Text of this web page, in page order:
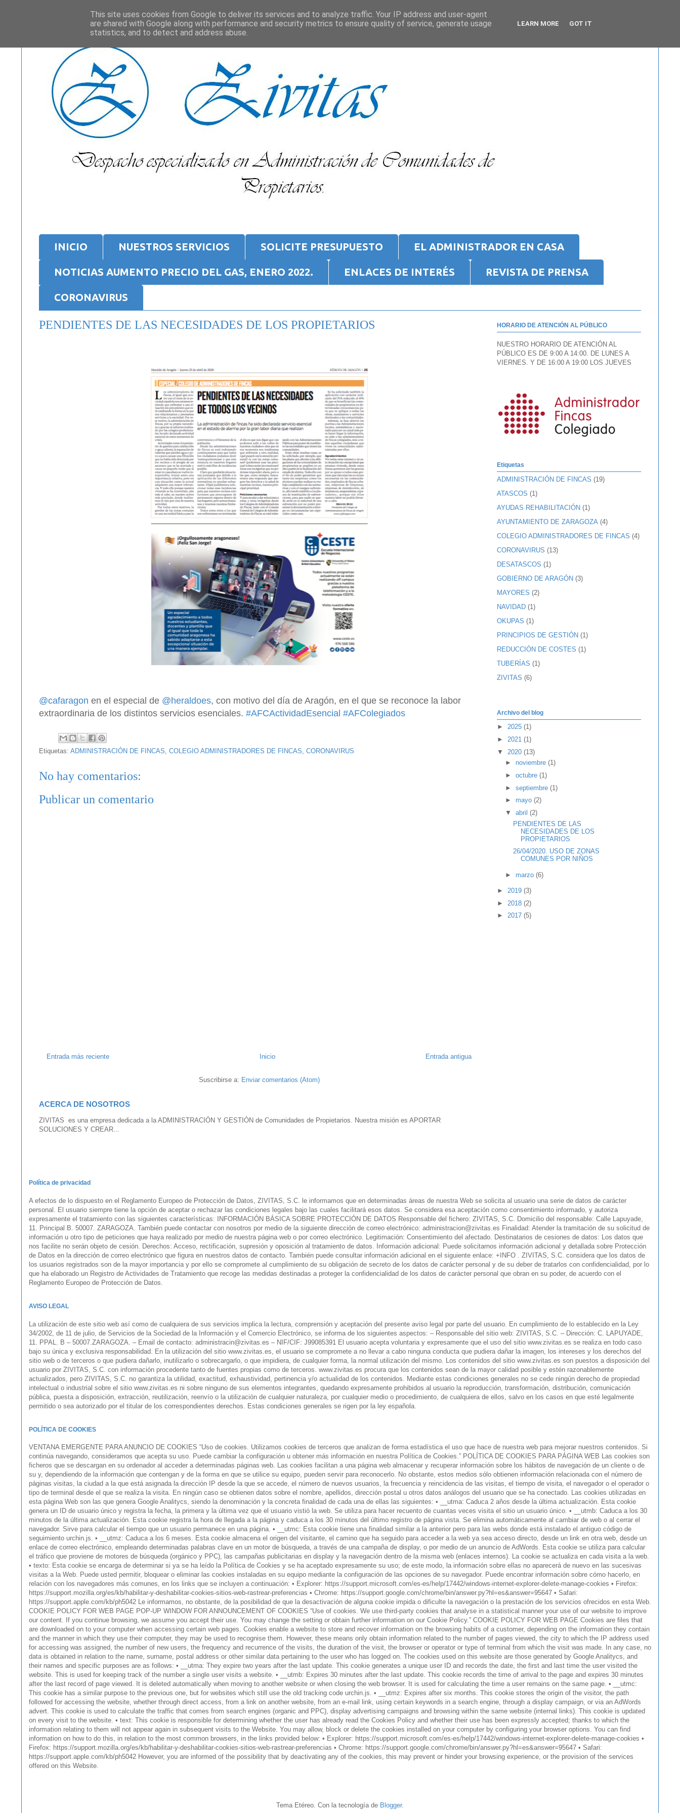
INICIO NUESTROS SERVICIOS SOLICITE PRESUPUESTO EL ADMINISTRADOR EN CASA
NOTICIAS AUMENTO PRECIO DEL GAS, ENERO 2022. ENLACES DE INTERÉS REVISTA DE PRENSA
CORONAVIRUS
PENDIENTES DE LAS NECESIDADES DE LOS PROPIETARIOS
@cafaragon en el especial de @heraldoes, con motivo del día de Aragón, en el que se reconoce la labor
extraordinaria de los distintos servicios esenciales. #AFCActividadEsencial #AFColegiados
Etiquetas: ADMINISTRACIÓN DE FINCAS COLEGIO ADMINISTRADORES DE FINCAS CORONAVIRUS
No hay comentarios:
Publicar un comentario
Entrada más reciente Entrada antigua
Inicio
Suscribirse a: Enviar comentarios (Atom)
ACERCA DE NOSOTROS
ZIVITAS es una empresa dedicada a la ADMINISTRACIÓN Y GESTIÓN de Comunidades de Propietarios. Nuestra misión es APORTAR
SOLUCIONES Y CREAR...
HORARIO DE ATENCIÓN AL PÚBLICO
NUESTRO HORARIO DE ATENCIÓN AL
PÚBLICO ES DE 9:00 A 14:00. DE LUNES A
VIERNES. Y DE 16:00 A 19:00 LOS JUEVES
Etiquetas
ADMINISTRACIÓN DE FINCAS (19)
ATASCOS (1)
AYUDAS REHABILITACIÓN (1)
AYUNTAMIENTO DE ZARAGOZA (4)
COLEGIO ADMINISTRADORES DE FINCAS (4)
CORONAVIRUS (13)
DESATASCOS (1)
GOBIERNO DE ARAGÓN (3)
MAYORES (2)
NAVIDAD (1)
OKUPAS (1)
PRINCIPIOS DE GESTIÓN (1)
REDUCCIÓN DE COSTES (1)
TUBERÍAS (1)
ZIVITAS (6)
Archivo del blog
► 2025 (1)
► 2021 (1)
▼ 2020 (13)
► noviembre (1)
► octubre (1)
► septiembre (1)
► mayo (2)
▼ abril (2)
PENDIENTES DE LAS
NECESIDADES DE LOS
PROPIETARIOS
26/04/2020. USO DE ZONAS
COMUNES POR NIÑOS
► marzo (6)
► 2019 (3)
► 2018 (2)
► 2017 (5)
Política de privacidad
A efectos de lo dispuesto en el Reglamento Europeo de Protección de Datos, ZIVITAS, S.C. le informamos que en determinadas áreas de nuestra Web se solicita al usuario una serie de datos de carácter
personal. El usuario siempre tiene la opción de aceptar o rechazar las condiciones legales bajo las cuales facilitará esos datos. Se considera esa aceptación como consentimiento informado, y autoriza
expresamente el tratamiento con las siguientes características: INFORMACIÓN BÁSICA SOBRE PROTECCIÓN DE DATOS Responsable del fichero: ZIVITAS, S.C. Domicilio del responsable: Calle Lapuyade,
11. Principal B. 50007. ZARAGOZA. También puede contactar con nosotros por medio de la siguiente dirección de correo electrónico: administracion@zivitas.es Finalidad: Atender la tramitación de su solicitud de
información u otro tipo de peticiones que haya realizado por medio de nuestra página web o por correo electrónico. Legitimación: Consentimiento del afectado. Destinatarios de cesiones de datos: Los datos que
nos facilite no serán objeto de cesión. Derechos: Acceso, rectificación, supresión y oposición al tratamiento de datos. Información adicional: Puede solicitarnos información adicional y detallada sobre Protección
de Datos en la dirección de correo electrónico que figura en nuestros datos de contacto. También puede consultar información adicional en el siguiente enlace: +INFO . ZIVITAS, S.C. considera que los datos de
los usuarios registrados son de la mayor importancia y por ello se compromete al cumplimiento de su obligación de secreto de los datos de carácter personal y de su deber de tratarlos con confidencialidad, por lo
que ha elaborado un Registro de Actividades de Tratamiento que recoge las medidas destinadas a proteger la confidencialidad de los datos de carácter personal que obran en su poder, de acuerdo con el
Reglamento Europeo de Protección de Datos.
AVISO LEGAL
La utilización de este sitio web así como de cualquiera de sus servicios implica la lectura, comprensión y aceptación del presente aviso legal por parte del usuario. En cumplimiento de lo establecido en la Ley
34/2002, de 11 de julio, de Servicios de la Sociedad de la Información y el Comercio Electrónico, se informa de los siguientes aspectos: – Responsable del sitio web: ZIVITAS, S.C. – Dirección: C. LAPUYADE,
11. PPAL. B – 50007.ZARAGOZA. – Email de contacto: administracin@zivitas.es – NIF/CIF: J99085391 El usuario acepta voluntaria y expresamente que el uso del sitio www.zivitas.es se realiza en todo caso
bajo su única y exclusiva responsabilidad. En la utilización del sitio www.zivitas.es, el usuario se compromete a no llevar a cabo ninguna conducta que pudiera dañar la imagen, los intereses y los derechos del
sitio web o de terceros o que pudiera dañarlo, inutilizarlo o sobrecargarlo, o que impidiera, de cualquier forma, la normal utilización del mismo. Los contenidos del sitio www.zivitas.es son puestos a disposición del
usuario por ZIVITAS, S.C. con información procedente tanto de fuentes propias como de terceros. www.zivitas.es procura que los contenidos sean de la mayor calidad posible y estén razonablemente
actualizados, pero ZIVITAS, S.C. no garantiza la utilidad, exactitud, exhaustividad, pertinencia y/o actualidad de los contenidos. Mediante estas condiciones generales no se cede ningún derecho de propiedad
intelectual o industrial sobre el sitio www.zivitas.es ni sobre ninguno de sus elementos integrantes, quedando expresamente prohibidos al usuario la reproducción, transformación, distribución, comunicación
pública, puesta a disposición, extracción, reutilización, reenvío o la utilización de cualquier naturaleza, por cualquier medio o procedimiento, de cualquiera de ellos, salvo en los casos en que esté legalmente
permitido o sea autorizado por el titular de los correspondientes derechos. Estas condiciones generales se rigen por la ley española.
POLÍTICA DE COOKIES
VENTANA EMERGENTE PARA ANUNCIO DE COOKIES “Uso de cookies. Utilizamos cookies de terceros que analizan de forma estadística el uso que hace de nuestra web para mejorar nuestros contenidos. Si
continúa navegando, consideramos que acepta su uso. Puede cambiar la configuración u obtener más información en nuestra Política de Cookies.” POLÍTICA DE COOKIES PARA PÁGINA WEB Las cookies son
ficheros que se descargan en su ordenador al acceder a determinadas páginas web. Las cookies facilitan a una página web almacenar y recuperar información sobre los hábitos de navegación de un cliente o de
su y, dependiendo de la información que contengan y de la forma en que se utilice su equipo, pueden servir para reconocerlo. No obstante, estos medios sólo obtienen información relacionada con el número de
páginas visitas, la ciudad a la que está asignada la dirección IP desde la que se accede, el número de nuevos usuarios, la frecuencia y reincidencia de las visitas, el tiempo de visita, el navegador o el operador o
tipo de terminal desde el que se realiza la visita. En ningún caso se obtienen datos sobre el nombre, apellidos, dirección postal u otros datos análogos del usuario que se ha conectado. Las cookies utilizadas en
esta página Web son las que genera Google Analitycs, siendo la denominación y la concreta finalidad de cada una de ellas las siguientes: • __utma: Caduca 2 años desde la última actualización. Esta cookie
genera un ID de usuario único y registra la fecha, la primera y la última vez que el usuario vistió la web. Se utiliza para hacer recuento de cuantas veces visita el sitio un usuario único. • __utmb: Caduca a los 30
minutos de la última actualización. Esta cookie registra la hora de llegada a la página y caduca a los 30 minutos del último registro de página vista. Se elimina automáticamente al cambiar de web o al cerrar el
navegador. Sirve para calcular el tiempo que un usuario permanece en una página. • __utmc: Esta cookie tiene una finalidad similar a la anterior pero para las webs donde está instalado el antiguo código de
seguimiento urchin.js. • __utmz: Caduca a los 6 meses. Esta cookie almacena el origen del visitante, el camino que ha seguido para acceder a la web ya sea acceso directo, desde un link en otra web, desde un
enlace de correo electrónico, empleando determinadas palabras clave en un motor de búsqueda, a través de una campaña de display, o por medio de un anuncio de AdWords. Esta cookie se utiliza para calcular
el tráfico que proviene de motores de búsqueda (orgánico y PPC), las campañas publicitarias en display y la navegación dentro de la misma web (enlaces internos). La cookie se actualiza en cada visita a la web.
• texto: Esta cookie se encarga de determinar si ya se ha leído la Política de Cookies y se ha aceptado expresamente su uso; de este modo, la información sobre ellas no aparecerá de nuevo en las sucesivas
visitas a la Web. Puede usted permitir, bloquear o eliminar las cookies instaladas en su equipo mediante la configuración de las opciones de su navegador. Puede encontrar información sobre cómo hacerlo, en
relación con los navegadores más comunes, en los links que se incluyen a continuación: • Explorer: https://support.microsoft.com/es-es/help/17442/windows-internet-explorer-delete-manage-cookies • Firefox:
https://support.mozilla.org/es/kb/habilitar-y-deshabilitar-cookies-sitios-web-rastrear-preferencias • Chrome: https://support.google.com/chrome/bin/answer.py?hl=es&answer=95647 • Safari:
https://support.apple.com/kb/ph5042 Le informamos, no obstante, de la posibilidad de que la desactivación de alguna cookie impida o dificulte la navegación o la prestación de los servicios ofrecidos en esta Web.
COOKIE POLICY FOR WEB PAGE POP-UP WINDOW FOR ANNOUNCEMENT OF COOKIES “Use of cookies. We use third-party cookies that analyse in a statistical manner your use of our website to improve
our content. If you continue browsing, we assume you accept their use. You may change the setting or obtain further information on our Cookie Policy.” COOKIE POLICY FOR WEB PAGE Cookies are files that
are downloaded on to your computer when accessing certain web pages. Cookies enable a website to store and recover information on the browsing habits of a customer, depending on the information they contain
and the manner in which they use their computer, they may be used to recognise them. However, these means only obtain information related to the number of pages viewed, the city to which the IP address used
for accessing was assigned, the number of new users, the frequency and recurrence of the visits, the duration of the visit, the browser or operator or type of terminal from which the visit was made. In any case, no
data is obtained in relation to the name, surname, postal address or other similar data pertaining to the user who has logged on. The cookies used on this website are those generated by Google Analitycs, and
their names and specific purposes are as follows: • __utma: They expire two years after the last update. This cookie generates a unique user ID and records the date, the first and last time the user visited the
website. This is used for keeping track of the number a single user visits a website. • __utmb: Expires 30 minutes after the last update. This cookie records the time of arrival to the page and expires 30 minutes
after the last record of page viewed. It is deleted automatically when moving to another website or when closing the web browser. It is used for calculating the time a user remains on the same page. • __utmc:
This cookie has a similar purpose to the previous one, but for websites which still use the old tracking code urchin.js. • __utmz: Expires after six months. This cookie stores the origin of the visitor, the path
followed for accessing the website, whether through direct access, from a link on another website, from an e-mail link, using certain keywords in a search engine, through a display campaign, or via an AdWords
advert. This cookie is used to calculate the traffic that comes from search engines (organic and PPC), display advertising campaigns and browsing within the same website (internal links). This cookie is updated
on every visit to the website. • text: This cookie is responsible for determining whether the user has already read the Cookies Policy and whether their use has been expressly accepted; thanks to which the
information relating to them will not appear again in subsequent visits to the Website. You may allow, block or delete the cookies installed on your computer by configuring your browser options. You can find
information on how to do this, in relation to the most common browsers, in the links provided below: • Explorer: https://support.microsoft.com/es-es/help/17442/windows-internet-explorer-delete-manage-cookies •
Firefox: https://support.mozilla.org/es/kb/habilitar-y-deshabilitar-cookies-sitios-web-rastrear-preferencias • Chrome: https://support.google.com/chrome/bin/answer.py?hl=es&answer=95647 • Safari:
https://support.apple.com/kb/ph5042 However, you are informed of the possibility that by deactivating any of the cookies, this may prevent or hinder your browsing experience, or the provision of the services
offered on this Website.
Tema Etéreo. Con la tecnología de Blogger.
This site uses cookies from Google to deliver its services and to analyze traffic. Your IP address and user-agent
are shared with Google along with performance and security metrics to ensure quality of service, generate usage
statistics, and to detect and address abuse.
LEARN MORE GOT IT